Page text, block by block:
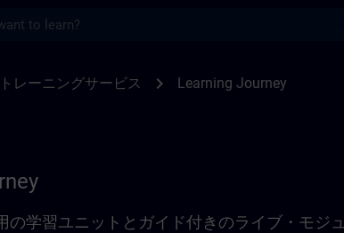
レーニングサービス chevron_right Learning Journey
の学習ユニットとガイド付きのライブ・モジ